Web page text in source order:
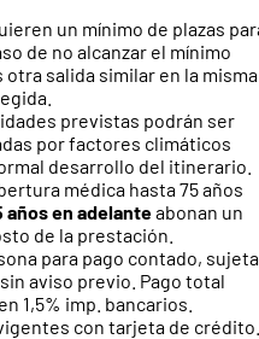
un mínimo de plazas
de no alcanzar el mínimo
salida similar en la misma
previstas podrán ser
por factores climáticos
desarrollo del itinerario.
médica hasta 75 años
años en adelanteabonan un
de la prestación.
para pago contado,
aviso previo. Pago total
1,5% imp. bancarios.
con tarjeta de crédito.